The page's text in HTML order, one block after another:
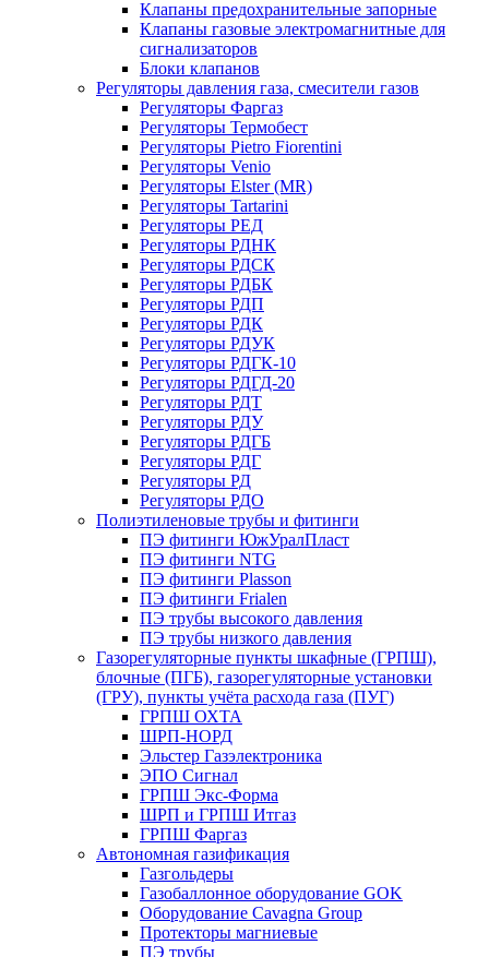
Клапаны предохранительные запорные
Клапаны газовые электромагнитные для
сигнализаторов
Блоки клапанов
Регуляторы давления газа, смесители газов
Регуляторы Фаргаз
Регуляторы Термобест
Регуляторы Pietro Fiorentini
Регуляторы Venio
Регуляторы Elster (MR)
Регуляторы Tartarini
Регуляторы РЕД
Регуляторы РДНК
Регуляторы РДСК
Регуляторы РДБК
Регуляторы РДП
Регуляторы РДК
Регуляторы РДУК
Регуляторы РДГК-10
Регуляторы РДГД-20
Регуляторы РДТ
Регуляторы РДУ
Регуляторы РДГБ
Регуляторы РДГ
Регуляторы РД
Регуляторы РДО
Полиэтиленовые трубы и фитинги
ПЭ фитинги ЮжУралПласт
ПЭ фитинги NTG
ПЭ фитинги Plasson
ПЭ фитинги Frialen
ПЭ трубы высокого давления
ПЭ трубы низкого давления
Газорегуляторные пункты шкафные (ГРПШ),
блочные (ПГБ), газорегуляторные установки
(ГРУ), пункты учёта расхода газа (ПУГ)
ГРПШ ОХТА
ШРП-НОРД
Эльстер Газэлектроника
ЭПО Сигнал
ГРПШ Экс-Форма
ШРП и ГРПШ Итгаз
ГРПШ Фаргаз
Автономная газификация
Газгольдеры
Газобаллонное оборудование GOK
Оборудование Cavagna Group
Протекторы магниевые
ПЭ трубы